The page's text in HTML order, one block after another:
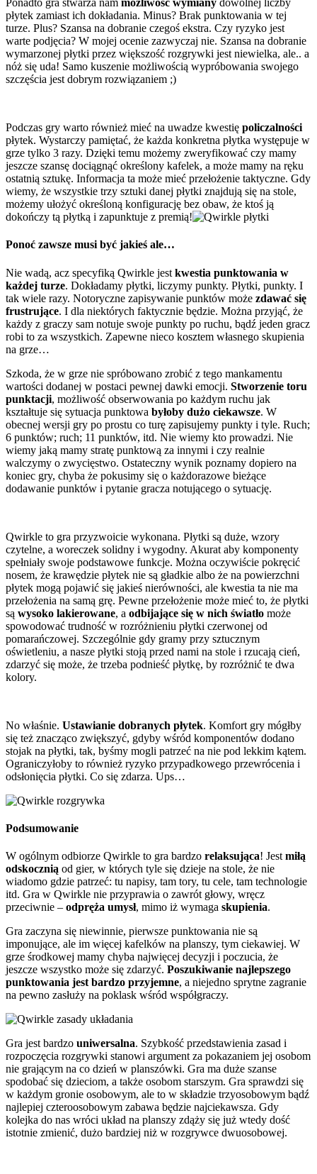
Ponadto gra stwarza nam możliwość wymiany dowolnej liczby
płytek zamiast ich dokładania. Minus? Brak punktowania w tej
turze. Plus? Szansa na dobranie czegoś ekstra. Czy ryzyko jest
warte podjęcia? W mojej ocenie zazwyczaj nie. Szansa na dobranie
wymarzonej płytki przez większość rozgrywki jest niewielka, ale.. a
nóż się uda! Samo kuszenie możliwością wypróbowania swojego
szczęścia jest dobrym rozwiązaniem ;)
Podczas gry warto również mieć na uwadze kwestię policzalności
płytek. Wystarczy pamiętać, że każda konkretna płytka występuje w
grze tylko 3 razy. Dzięki temu możemy zweryfikować czy mamy
jeszcze szansę dociągnąć określony kafelek, a może mamy na ręku
ostatnią sztukę. Informacja ta może mieć przełożenie taktyczne. Gdy
wiemy, że wszystkie trzy sztuki danej płytki znajdują się na stole,
możemy ułożyć określoną konfigurację bez obaw, że ktoś ją
dokończy tą płytką i zapunktuje z premią!
Ponoć zawsze musi być jakieś ale…
Nie wadą, acz specyfiką Qwirkle jest kwestia punktowania w
każdej turze. Dokładamy płytki, liczymy punkty. Płytki, punkty. I
tak wiele razy. Notoryczne zapisywanie punktów może zdawać się
frustrujące. I dla niektórych faktycznie będzie. Można przyjąć, że
każdy z graczy sam notuje swoje punkty po ruchu, bądź jeden gracz
robi to za wszystkich. Zapewne nieco kosztem własnego skupienia
na grze…
Szkoda, że w grze nie spróbowano zrobić z tego mankamentu
wartości dodanej w postaci pewnej dawki emocji. Stworzenie toru
punktacji, możliwość obserwowania po każdym ruchu jak
kształtuje się sytuacja punktowa byłoby dużo ciekawsze. W
obecnej wersji gry po prostu co turę zapisujemy punkty i tyle. Ruch;
6 punktów; ruch; 11 punktów, itd. Nie wiemy kto prowadzi. Nie
wiemy jaką mamy stratę punktową za innymi i czy realnie
walczymy o zwycięstwo. Ostateczny wynik poznamy dopiero na
koniec gry, chyba że pokusimy się o każdorazowe bieżące
dodawanie punktów i pytanie gracza notującego o sytuację.
Qwirkle to gra przyzwoicie wykonana. Płytki są duże, wzory
czytelne, a woreczek solidny i wygodny. Akurat aby komponenty
spełniały swoje podstawowe funkcje. Można oczywiście pokręcić
nosem, że krawędzie płytek nie są gładkie albo że na powierzchni
płytek mogą pojawić się jakieś nierówności, ale kwestia ta nie ma
przełożenia na samą grę. Pewne przełożenie może mieć to, że płytki
są wysoko lakierowane, a odbijające się w nich światło może
spowodować trudność w rozróżnieniu płytki czerwonej od
pomarańczowej. Szczególnie gdy gramy przy sztucznym
oświetleniu, a nasze płytki stoją przed nami na stole i rzucają cień,
zdarzyć się może, że trzeba podnieść płytkę, by rozróżnić te dwa
kolory.
No właśnie. Ustawianie dobranych płytek. Komfort gry mógłby
się też znacząco zwiększyć, gdyby wśród komponentów dodano
stojak na płytki, tak, byśmy mogli patrzeć na nie pod lekkim kątem.
Ograniczyłoby to również ryzyko przypadkowego przewrócenia i
odsłonięcia płytki. Co się zdarza. Ups…
Podsumowanie
W ogólnym odbiorze Qwirkle to gra bardzo relaksująca! Jest miłą
odskocznią od gier, w których tyle się dzieje na stole, że nie
wiadomo gdzie patrzeć: tu napisy, tam tory, tu cele, tam technologie
itd. Gra w Qwirkle nie przyprawia o zawrót głowy, wręcz
przeciwnie – odpręża umysł, mimo iż wymaga skupienia.
Gra zaczyna się niewinnie, pierwsze punktowania nie są
imponujące, ale im więcej kafelków na planszy, tym ciekawiej. W
grze środkowej mamy chyba najwięcej decyzji i poczucia, że
jeszcze wszystko może się zdarzyć. Poszukiwanie najlepszego
punktowania jest bardzo przyjemne, a niejedno sprytne zagranie
na pewno zasłuży na poklask wśród współgraczy.
Gra jest bardzo uniwersalna. Szybkość przedstawienia zasad i
rozpoczęcia rozgrywki stanowi argument za pokazaniem jej osobom
nie grającym na co dzień w planszówki. Gra ma duże szanse
spodobać się dzieciom, a także osobom starszym. Gra sprawdzi się
w każdym gronie osobowym, ale to w składzie trzyosobowym bądź
najlepiej czteroosobowym zabawa będzie najciekawsza. Gdy
kolejka do nas wróci układ na planszy zdąży się już wtedy dość
istotnie zmienić, dużo bardziej niż w rozgrywce dwuosobowej.